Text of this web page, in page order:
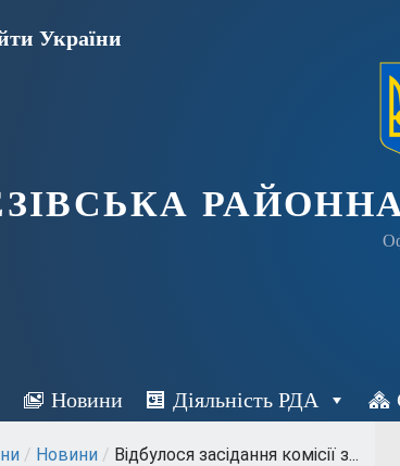
України
Новини Діяльність РДА
/ Новини / Відбулося засідання комісії з...